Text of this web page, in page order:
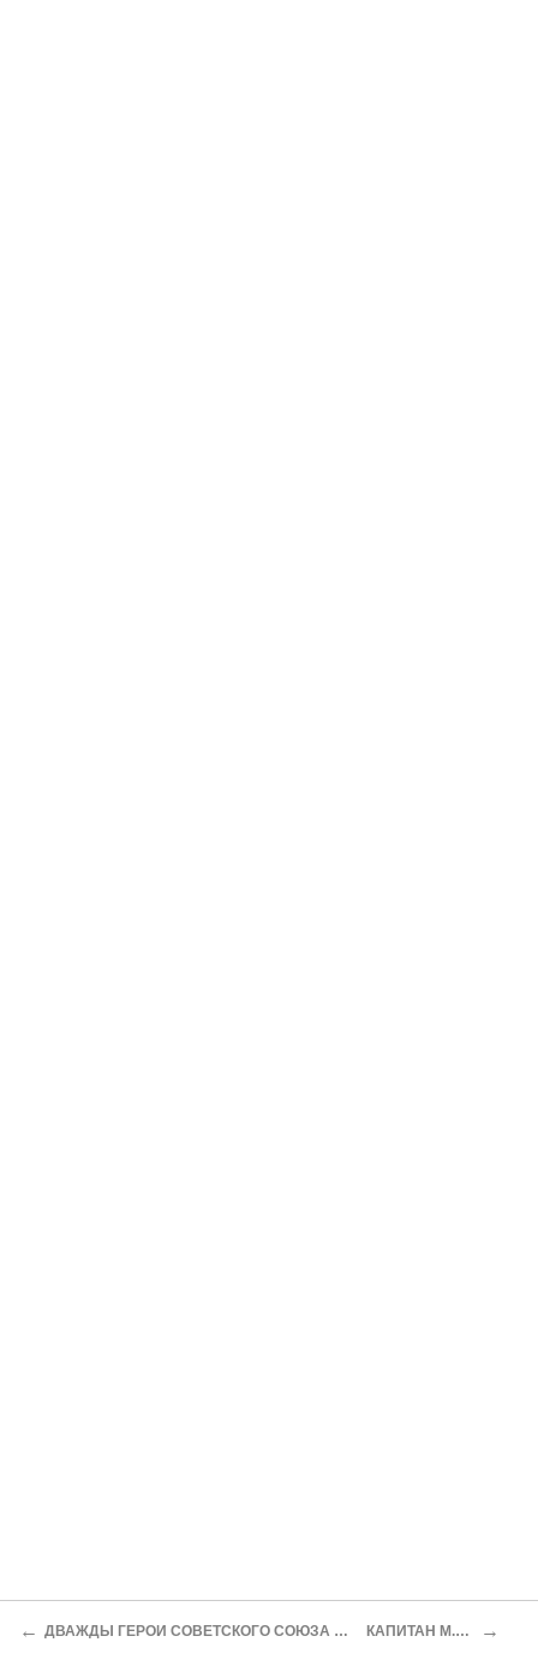
← ДВАЖДЫ ГЕРОИ СОВЕТСКОГО СОЮЗА МАРШАЛ БРОНЕТАНКОВЫХ ВОЙСК П.РЫБАЛКО УДАР С ЮГА (ИЗ ВОСПОМИНАНИИ) КАПИТАН М.СИНОЧКИН Приказ – на Берлин →